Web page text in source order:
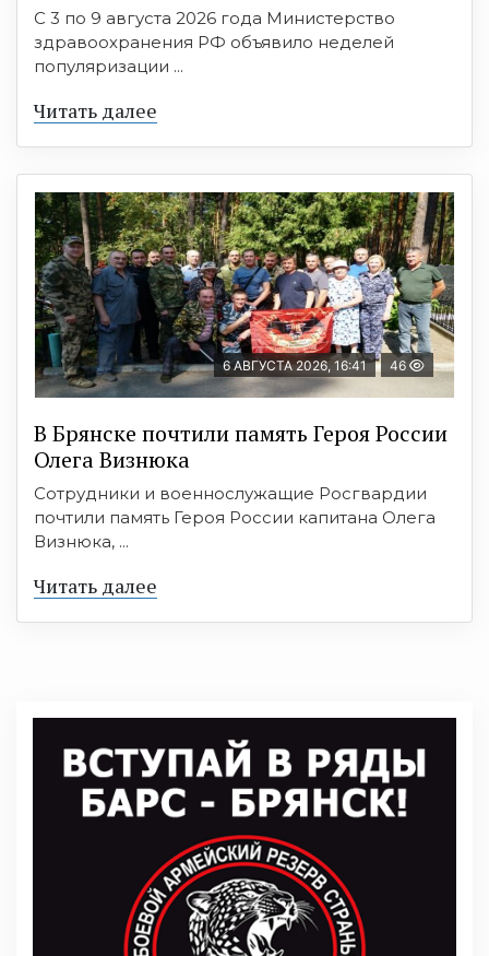
С 3 по 9 августа 2026 года Министерство
здравоохранения РФ объявило неделей
популяризации ...
Читать далее
6 АВГУСТА 2026, 16:41 46
В Брянске почтили память Героя России
Олега Визнюка
Сотрудники и военнослужащие Росгвардии
почтили память Героя России капитана Олега
Визнюка, ...
Читать далее